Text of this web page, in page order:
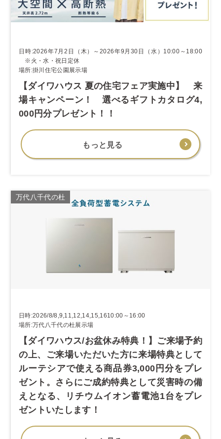
日時:2026年7月2日（木）～2026年9月30日（水）10:00～18:00
※火・水・祝日定休
場所:掛川住宅公園展示場
【ダイワハウス 夏の住宅フェア実施中】 来
場キャンペーン！ 選べるギフトカタログ4,
000円分プレゼント！！
もっと見る
万代八千代の杜
日時:2026/8/8,9,11,12,14,15,1610:00～16:00
場所:万代八千代の杜展示場
【ダイワハウス/お盆休み特典！】ご来場予約
の上、ご来場いただいた方に来場特典として
ルーテシアで使える商品券3,000円分をプレ
ゼント。さらにご成約特典として災害時の備
えとなる、リチウムイオン蓄電池1台をプレ
ゼントいたします！